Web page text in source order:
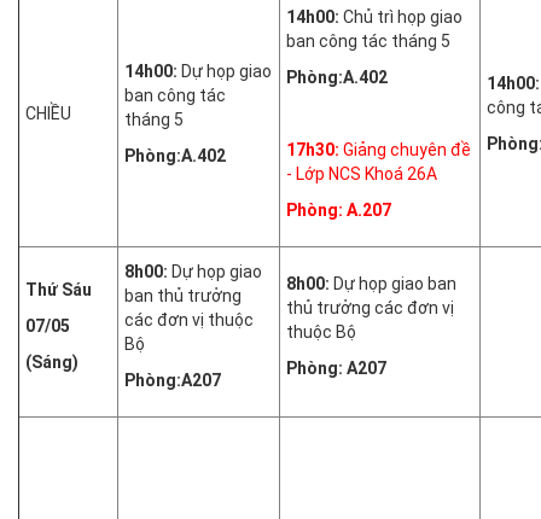
CHIỀU
14h00: Dự họp giao
ban công tác
tháng 5
Phòng:A.402
14h00: Chủ trì họp giao
ban công tác tháng 5
Phòng:A.402
17h30: Giảng chuyên đề
- Lớp NCS Khoá 26A
Phòng: A.207
công
Thứ Sáu
07/05
(Sáng)
8h00: Dự họp giao
ban thủ trưởng
các đơn vị thuộc
Bộ
Phòng:A207
8h00: Dự họp giao ban
thủ trưởng các đơn vị
thuộc Bộ
Phòng: A207